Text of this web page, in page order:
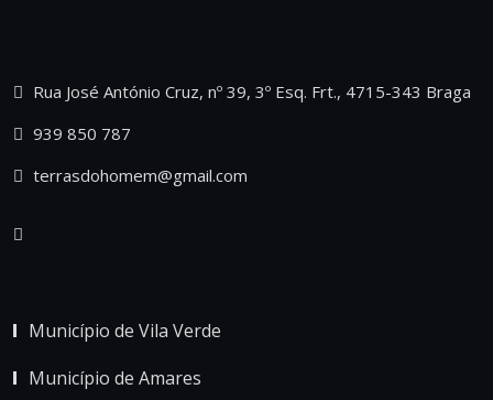
Rua José António Cruz, nº 39, 3º Esq. Frt., 4715-343 Braga
939 850 787
terrasdohomem@gmail.com
Município de Vila Verde
Município de Amares